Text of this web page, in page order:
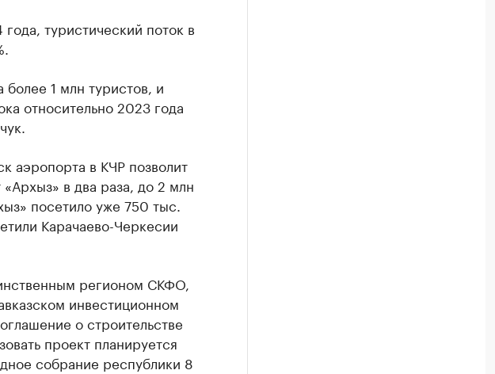
туристический поток в
1 млн туристов, и
относительно 2023 года
аэропорта в КЧР позволит
в два раза, до 2 млн
посетило уже 750 тыс.
Карачаево-Черкесии
регионом СКФО,
инвестиционном
о строительстве
проект планируется
собрание республики 8